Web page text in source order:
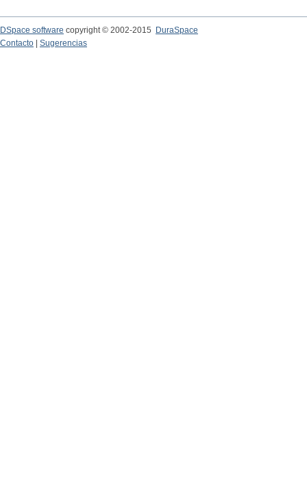
DSpace software copyright © 2002-2015
DuraSpace
Contacto
Sugerencias